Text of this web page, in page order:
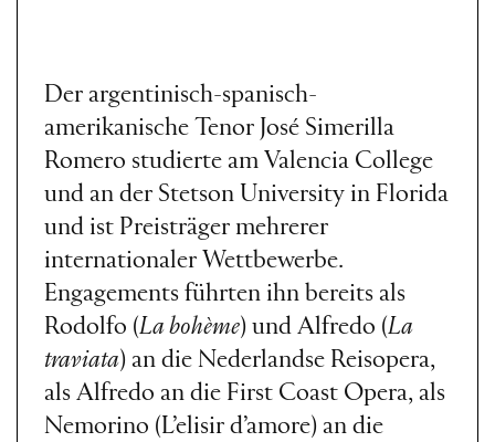
Der argentinisch-spanisch-
amerikanische Tenor José Simerilla
Romero studierte am Valencia College
und an der Stetson University in Florida
und ist Preisträger mehrerer
internationaler Wettbewerbe.
Engagements führten ihn bereits als
Rodolfo (La bohème) und Alfredo (La
traviata) an die Nederlandse Reisopera,
als Alfredo an die First Coast Opera, als
Nemorino (L’elisir d’amore) an die